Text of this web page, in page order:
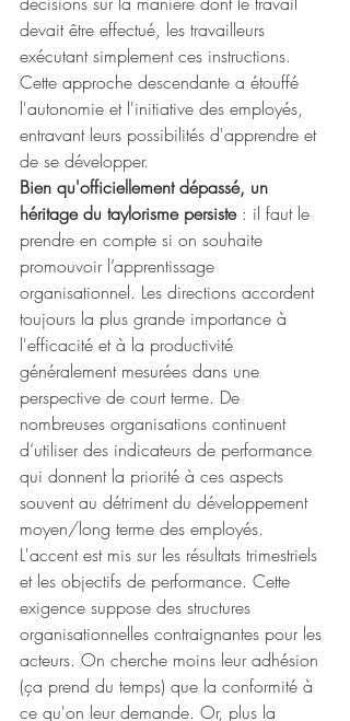
devait être effectué, les travailleurs
exécutant simplement ces instructions.
Cette approche descendante a étouffé
l'autonomie et l'initiative des employés,
entravant leurs possibilités d'apprendre et
de se développer.
Bien qu'officiellement dépassé, un
héritage du taylorisme persiste : il faut le
prendre en compte si on souhaite
promouvoir l’apprentissage
organisationnel. Les directions accordent
toujours la plus grande importance à
l'efficacité et à la productivité
généralement mesurées dans une
perspective de court terme. De
nombreuses organisations continuent
d’utiliser des indicateurs de performance
qui donnent la priorité à ces aspects
souvent au détriment du développement
moyen/long terme des employés.
L'accent est mis sur les résultats trimestriels
et les objectifs de performance. Cette
exigence suppose des structures
organisationnelles contraignantes pour les
acteurs. On cherche moins leur adhésion
(ça prend du temps) que la conformité à
ce qu'on leur demande. Or, plus la